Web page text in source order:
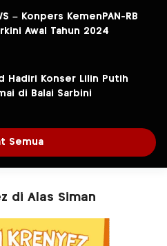
– Konpers KemenPAN-RB
Awal Tahun 2024
Hadiri Konser Lilin Putih
di Balai Sarbini
Semua
di Alas Siman